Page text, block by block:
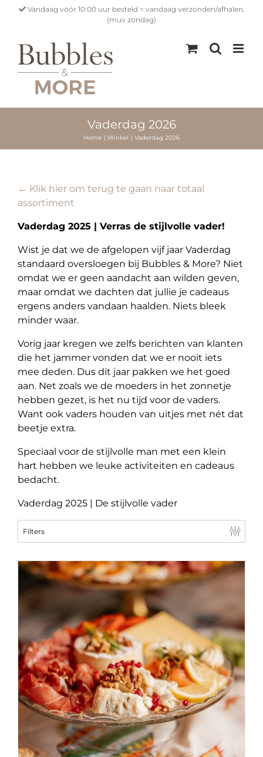
Vandaag vóór 10:00 uur besteld = vandaag verzonden/afhalen.
(muv zondag)
Vaderdag 2026
Home Winkel Vaderdag 2026
← Klik hier om terug te gaan naar totaal
assortiment
Vaderdag 2025 | Verras de stijlvolle vader!
Wist je dat we de afgelopen vijf jaar Vaderdag
standaard oversloegen bij Bubbles & More? Niet
omdat we er geen aandacht aan wilden geven,
maar omdat we dachten dat jullie je cadeaus
ergens anders vandaan haalden. Niets bleek
minder waar.
Vorig jaar kregen we zelfs berichten van klanten
die het jammer vonden dat we er nooit iets
mee deden. Dus dit jaar pakken we het goed
aan. Net zoals we de moeders in het zonnetje
hebben gezet, is het nu tijd voor de vaders.
Want ook vaders houden van uitjes met nét dat
beetje extra.
Speciaal voor de stijlvolle man met een klein
hart hebben we leuke activiteiten en cadeaus
bedacht.
Vaderdag 2025 | De stijlvolle vader
Filters